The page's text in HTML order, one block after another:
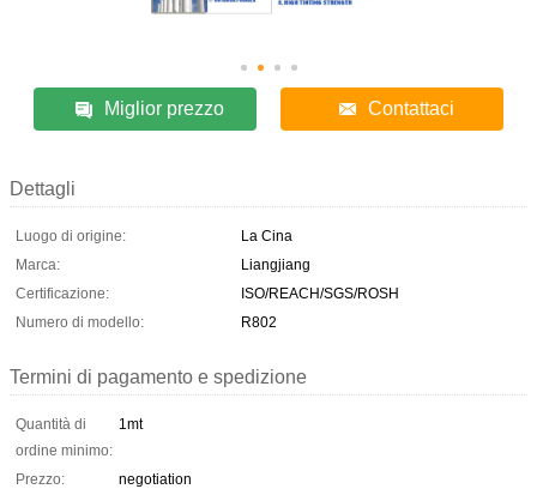
Miglior prezzo Contattaci
Dettagli
Luogo di origine:
La Cina
Marca:
Liangjiang
Certificazione:
ISO/REACH/SGS/ROSH
Numero di modello:
R802
Termini di pagamento e spedizione
Quantità di
ordine minimo:
1mt
Prezzo:
negotiation